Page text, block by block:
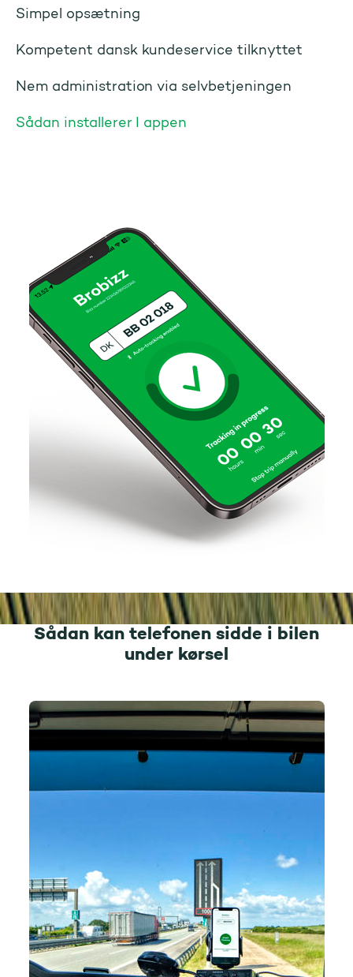
Simpel opsætning
Kompetent dansk kundeservice tilknyttet
Nem administration via selvbetjeningen
Sådan installerer I appen
Sådan kan telefonen sidde i bilen
under kørsel